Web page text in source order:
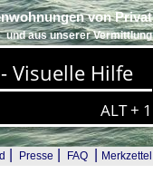
von Privat
und aus unserer Vermittlung
Presse FAQ Merkzettel